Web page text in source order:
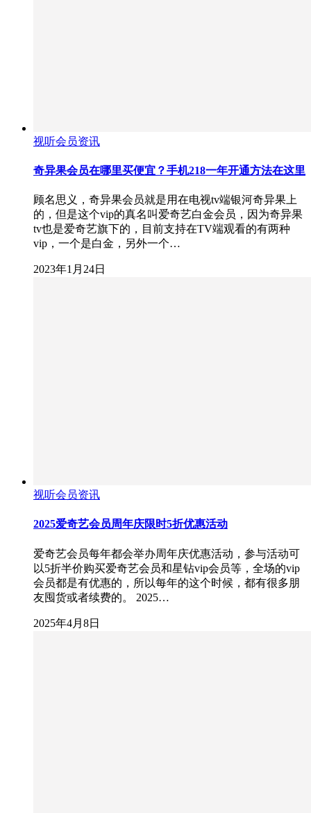
视听会员资讯
奇异果会员在哪里买便宜？手机218一年开通方法在这里
顾名思义，奇异果会员就是用在电视tv端银河奇异果上
的，但是这个vip的真名叫爱奇艺白金会员，因为奇异果
tv也是爱奇艺旗下的，目前支持在TV端观看的有两种
vip，一个是白金，另外一个…
2023年1月24日
视听会员资讯
2025爱奇艺会员周年庆限时5折优惠活动
爱奇艺会员每年都会举办周年庆优惠活动，参与活动可
以5折半价购买爱奇艺会员和星钻vip会员等，全场的vip
会员都是有优惠的，所以每年的这个时候，都有很多朋
友囤货或者续费的。 2025…
2025年4月8日